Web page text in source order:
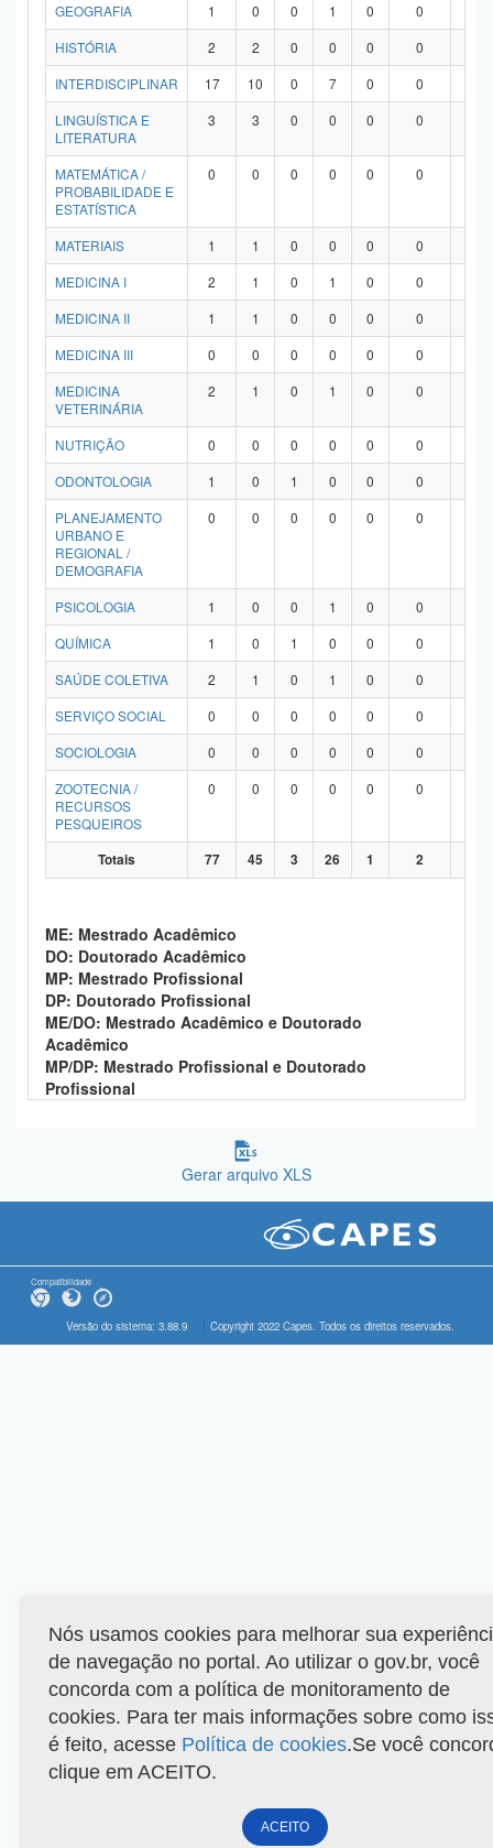
GEOGRAFIA
1 0 0 1 0 0
HISTÓRIA
2 2 0 0 0 0
INTERDISCIPLINAR
17 10 0 7 0 0
LINGUÍSTICA E
LITERATURA
3 3 0 0 0 0
MATEMÁTICA /
PROBABILIDADE E
ESTATÍSTICA
0 0 0 0 0 0
MATERIAIS 1 1 0 0 0 0
MEDICINA I
2 1 0 1 0 0
MEDICINA II
1 1 0 0 0 0
MEDICINA III
0 0 0 0 0 0
MEDICINA
VETERINÁRIA
2 1 0 1 0 0
NUTRIÇÃO 0 0 0 0 0 0
ODONTOLOGIA
1 0 1 0 0 0
PLANEJAMENTO
URBANO E
REGIONAL /
DEMOGRAFIA
0 0 0 0 0 0
PSICOLOGIA 1 0 0 1 0 0
QUÍMICA
1 0 1 0 0 0
SAÚDE COLETIVA
2 1 0 1 0 0
SERVIÇO SOCIAL
0 0 0 0 0 0
SOCIOLOGIA
0 0 0 0 0 0
ZOOTECNIA /
RECURSOS
PESQUEIROS
0 0 0 0 0 0
Totais 77 45 3 26 1 2
ME: Mestrado Acadêmico
DO: Doutorado Acadêmico
MP: Mestrado Profissional
DP: Doutorado Profissional
ME/DO: Mestrado Acadêmico e Doutorado
Acadêmico
MP/DP: Mestrado Profissional e Doutorado
Profissional
Gerar arquivo XLS
Compatibilidade
Versão do sistema: 3.88.9 Copyright 2022 Capes. Todos os direitos reservados.
Nós usamos cookies para melhorar sua
de navegação no portal. Ao utilizar o gov.br, você
concorda com a política de monitoramento de
cookies. Para ter mais informações sobre como
é feito, acesse Política de cookies.Se você
clique em ACEITO.
ACEITO